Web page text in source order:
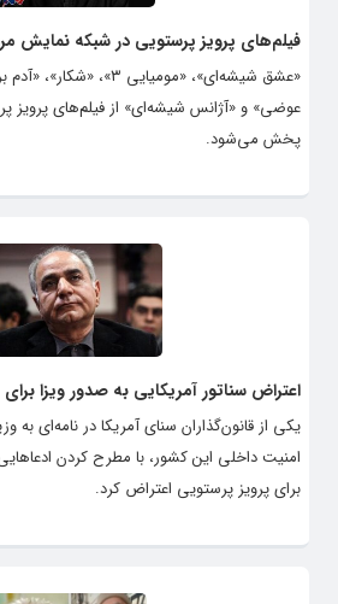
فیلم‌های پرویز پرستویی در شبکه نمایش
«عشق شیشه‌ای»، «مومیایی ۳»،
عوضی» و «آژانس شیشه‌ای» از فیلم‌های پرویز
پخش می‌شود.
اعتراض سناتور آمریکایی به صدور ویزا
یکی از قانون‌گذاران سنای آمریکا در نامه‌ای به
امنیت داخلی این کشور، با مطرح کردن
برای پرویز پرستویی اعتراض کرد.